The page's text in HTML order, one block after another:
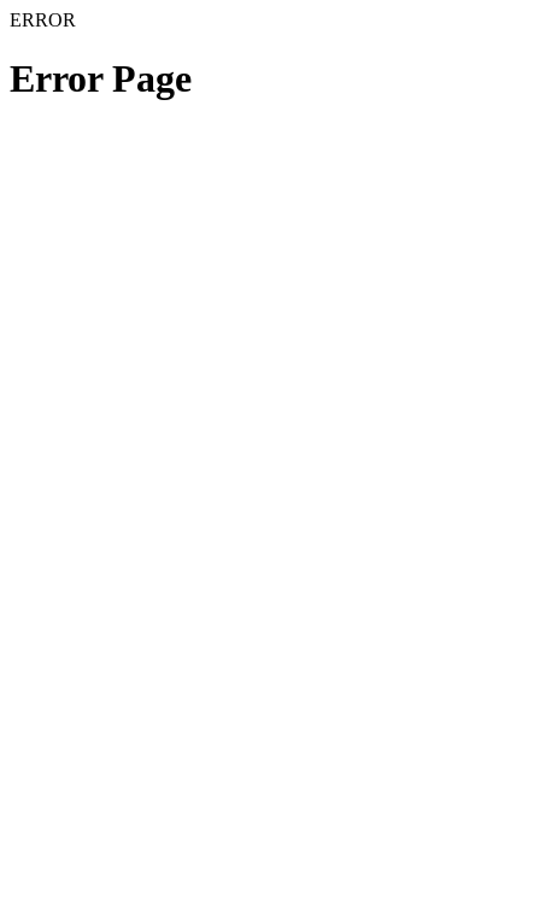
ERROR
Error Page